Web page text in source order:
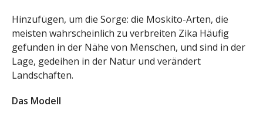
Hinzufügen, um die Sorge: die Moskito-Arten, die
meisten wahrscheinlich zu verbreiten Zika Häufig
gefunden in der Nähe von Menschen, und sind in der
Lage, gedeihen in der Natur und verändert
Landschaften.
Das Modell